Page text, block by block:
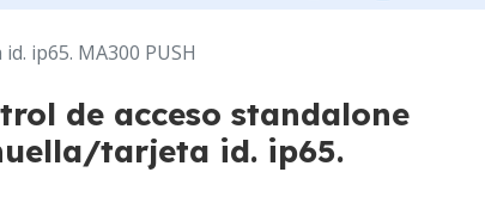
ip65. MA300 PUSH
de acceso standalone
tarjeta id. ip65.